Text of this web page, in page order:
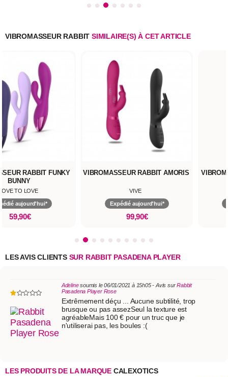
VIBROMASSEUR RABBIT SIMILAIRE(S) À CET ARTICLE
RABBIT FUNKY
BUNNY
TO LOVE
aujourd'hui*
59,90€
VIBROMASSEUR RABBIT AMORIS
VIVE
Expédié aujourd'hui*
99,90€
LES AVIS CLIENTSSUR RABBIT PASADENA PLAYER
Adelinesoumis le 06/01/2021 à 15h05 - Avis surRabbit
Pasadena Player Rose
Extrêmement déçu ... Aucune subtilité, trop
brusque ou pas assezSeul la texture est
agréableMais 100 € pour un truc que je
n'utiliserai pas, les boules :(
LES PRODUITS DE LA MARQUE CALEXOTICS